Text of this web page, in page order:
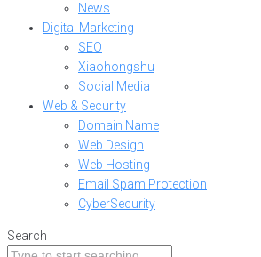
News
Digital Marketing
SEO
Xiaohongshu
Social Media
Web & Security
Domain Name
Web Design
Web Hosting
Email Spam Protection
CyberSecurity
Search